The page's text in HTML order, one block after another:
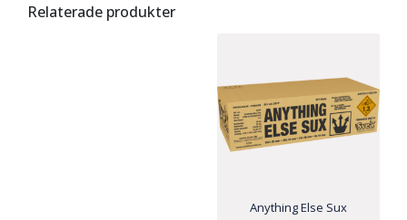
Relaterade produkter
Anything Else Sux